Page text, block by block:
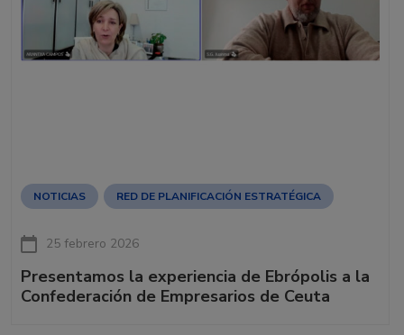
NOTICIAS RED DE PLANIFICACIÓN ESTRATÉGICA
25 febrero 2026
Presentamos la experiencia de Ebrópolis a la
Confederación de Empresarios de Ceuta